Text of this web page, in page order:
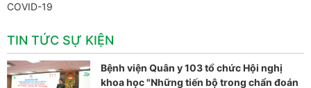
COVID-19
TIN TỨC SỰ KIỆN
Bệnh viện Quân y 103 tổ chức Hội nghị
khoa học "Những tiến bộ trong chẩn đoán